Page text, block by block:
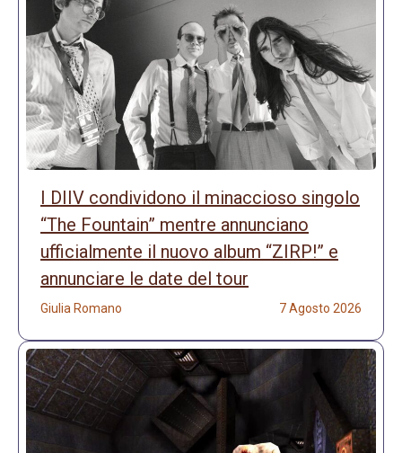
I DIIV condividono il minaccioso singolo
“The Fountain” mentre annunciano
ufficialmente il nuovo album “ZIRP!” e
annunciare le date del tour
Giulia Romano 7 Agosto 2026